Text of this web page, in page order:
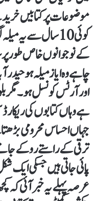
موضوعات پر کتابیں
کوئی 10 سال سے
کے نوجوانوں خاص طور پر
چاہے وہ ایاز میلہ ہو
اور آرٹس کونسل ہو۔
ہے وہاں کتابوں کی
جہاں احساس محرومی
ترقی کے راستے روکے
پائی جاتی ہیں جسکی ایک
عرصہ پہلے یہ خبر آئی کہ